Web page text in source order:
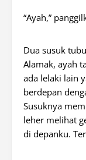
“Ayah,”
Dua susuk
Alamak, ayah
ada lelaki lain
berdepan
Susuknya
leher melihat
di depanku.